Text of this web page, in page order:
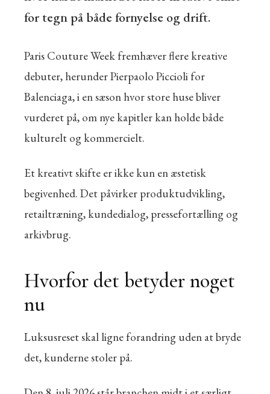
for tegn på både fornyelse og drift.
Paris Couture Week fremhæver flere kreative
debuter, herunder Pierpaolo Piccioli for
Balenciaga, i en sæson hvor store huse bliver
vurderet på, om nye kapitler kan holde både
kulturelt og kommercielt.
Et kreativt skifte er ikke kun en æstetisk
begivenhed. Det påvirker produktudvikling,
retailtræning, kundedialog, pressefortælling og
arkivbrug.
Hvorfor det betyder noget
nu
Luksusreset skal ligne forandring uden at bryde
det, kunderne stoler på.